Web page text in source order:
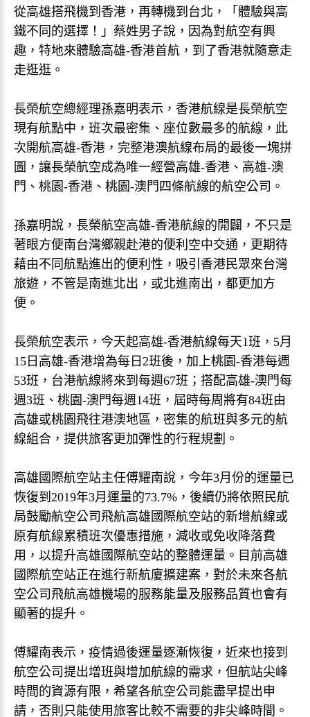
從高雄搭飛機到香港，再轉機到台北，「體驗與高
鐵不同的選擇！」蔡姓男子說，因為對航空有興
趣，特地來體驗高雄-香港首航，到了香港就隨意走
走逛逛。
長榮航空總經理孫嘉明表示，香港航線是長榮航空
現有航點中，班次最密集、座位數最多的航線，此
次開航高雄-香港，完整港澳航線布局的最後一塊拼
圖，讓長榮航空成為唯一經營高雄-香港、高雄-澳
門、桃園-香港、桃園-澳門四條航線的航空公司。
孫嘉明說，長榮航空高雄-香港航線的開闢，不只是
著眼方便南台灣鄉親赴港的便利空中交通，更期待
藉由不同航點進出的便利性，吸引香港民眾來台灣
旅遊，不管是南進北出，或北進南出，都更加方
便。
長榮航空表示，今天起高雄-香港航線每天1班，5月
15日高雄-香港增為每日2班後，加上桃園-香港每週
53班，台港航線將來到每週67班；搭配高雄-澳門每
週3班、桃園-澳門每週14班，屆時每周將有84班由
高雄或桃園飛往港澳地區，密集的航班與多元的航
線組合，提供旅客更加彈性的行程規劃。
高雄國際航空站主任傅耀南說，今年3月份的運量已
恢復到2019年3月運量的73.7%，後續仍將依照民航
局鼓勵航空公司飛航高雄國際航空站的新增航線或
原有航線累積班次優惠措施，減收或免收降落費
用，以提升高雄國際航空站的整體運量。目前高雄
國際航空站正在進行新航廈擴建案，對於未來各航
空公司飛航高雄機場的服務能量及服務品質也會有
顯著的提升。
傅耀南表示，疫情過後運量逐漸恢復，近來也接到
航空公司提出增班與增加航線的需求，但航站尖峰
時間的資源有限，希望各航空公司能盡早提出申
請，否則只能使用旅客比較不需要的非尖峰時間。